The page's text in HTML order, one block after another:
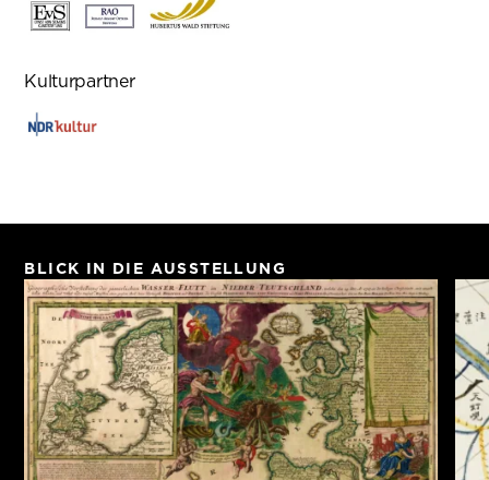
Kulturpartner
BLICK IN DIE AUSSTELLUNG